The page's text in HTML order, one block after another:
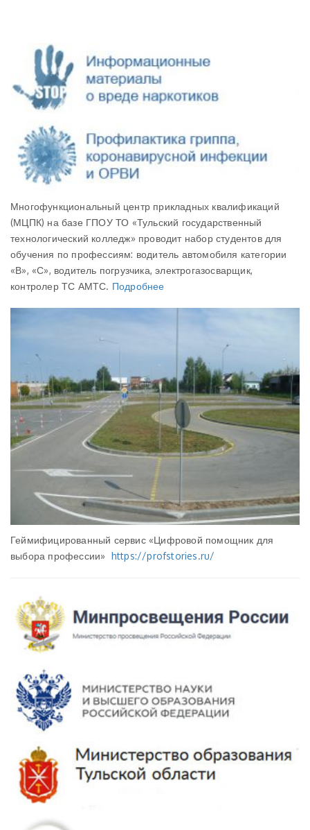
Многофункциональный центр прикладных квалификаций
(МЦПК) на базе ГПОУ ТО «Тульский государственный
технологический колледж» проводит набор студентов для
обучения по профессиям: водитель автомобиля категории
«В», «С», водитель погрузчика, электрогазосварщик,
контролер ТС АМТС. Подробнее
Геймифицированный сервис «Цифровой помощник для
выбора профессии» https://profstories.ru/